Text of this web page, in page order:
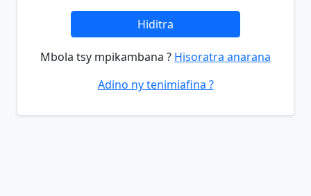
Hiditra
Mbola tsy mpikambana ? Hisoratra anarana
Adino ny tenimiafina ?